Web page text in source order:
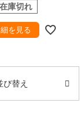
在庫切れ
を見る
び替え